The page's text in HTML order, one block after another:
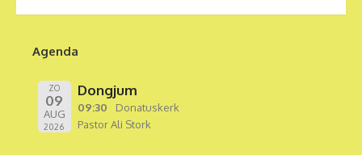
navigatie
Agenda
ZO
09
AUG
2026
Dongjum
09:30
Donatuskerk
Pastor Ali Stork